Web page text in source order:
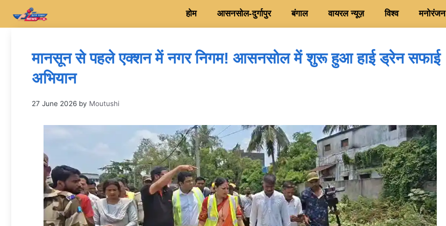
होम आसनसोल-दुर्गापुर बंगाल वायरल न्यूज़ विश्व मनोरंजन
मानसून से पहले एक्शन में नगर निगम! आसनसोल में शुरू हुआ हाई ड्रेन सफाई
अभियान
27 June 2026 by Moutushi